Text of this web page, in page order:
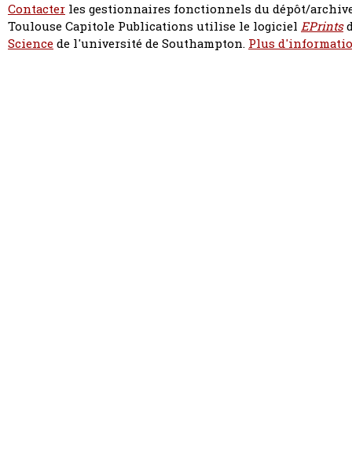
Contacter les gestionnaires fonctionnels du dépôt/
Toulouse Capitole Publications utilise le logiciel EPrints
Sciencede l'université de Southampton. Plus